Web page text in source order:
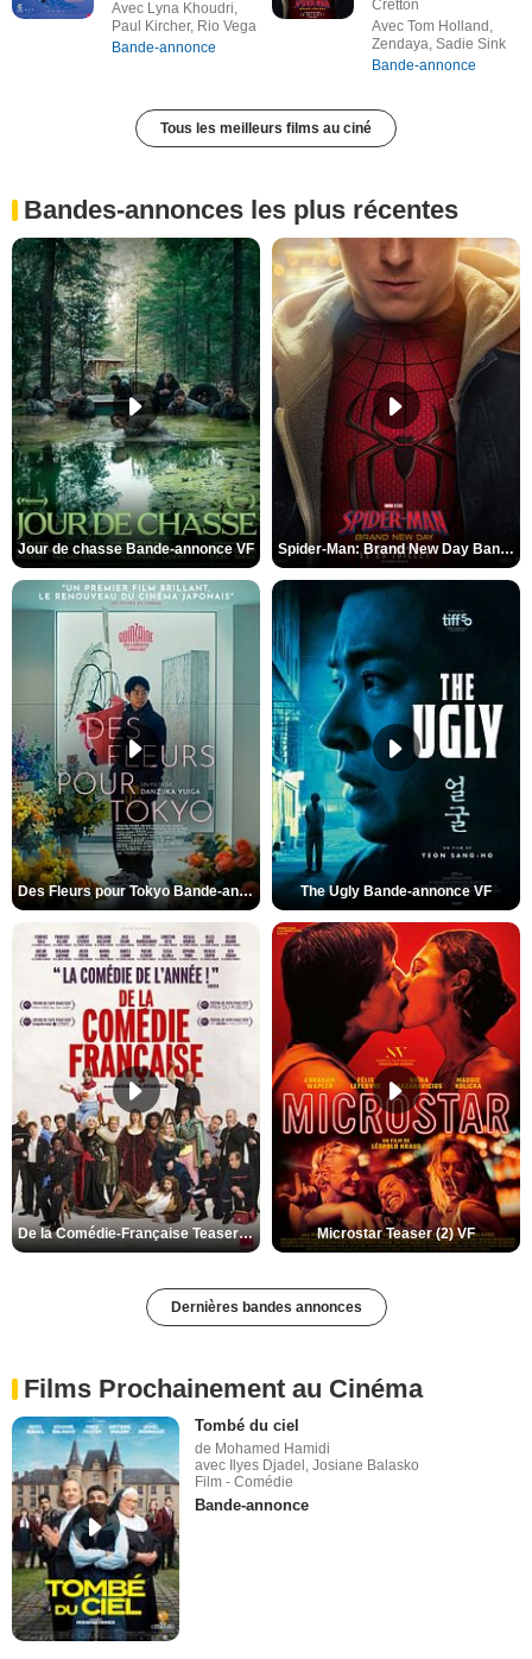
Avec Lyna Khoudri,
Paul Kircher, Rio Vega
Bande-annonce
Cretton
Avec Tom Holland,
Zendaya, Sadie Sink
Bande-annonce
Tous les meilleurs films au ciné
Bandes-annonces les plus récentes
Jour de chasse Bande-annonce VF Spider-Man: Brand New Day Bande-annonce (3) VO STFR
Des Fleurs pour Tokyo Bande-annonce VO STFR The Ugly Bande-annonce VF
De la Comédie-Française Teaser (3) VF Microstar Teaser (2) VF
Dernières bandes annonces
Films Prochainement au Cinéma
Tombé du ciel
de Mohamed Hamidi
avec Ilyes Djadel, Josiane Balasko
Film - Comédie
Bande-annonce